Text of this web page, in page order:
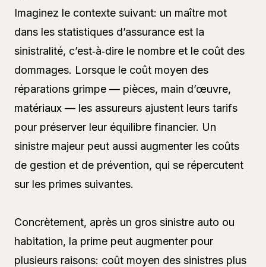
Imaginez le contexte suivant: un maître mot
dans les statistiques d’assurance est la
sinistralité, c’est‑à‑dire le nombre et le coût des
dommages. Lorsque le coût moyen des
réparations grimpe — pièces, main d’œuvre,
matériaux — les assureurs ajustent leurs tarifs
pour préserver leur équilibre financier. Un
sinistre majeur peut aussi augmenter les coûts
de gestion et de prévention, qui se répercutent
sur les primes suivantes.
Concrètement, après un gros sinistre auto ou
habitation, la prime peut augmenter pour
plusieurs raisons: coût moyen des sinistres plus